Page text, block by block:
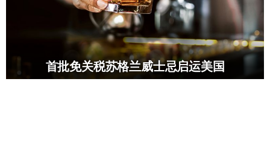
首批免关税苏格兰威士忌启运美国